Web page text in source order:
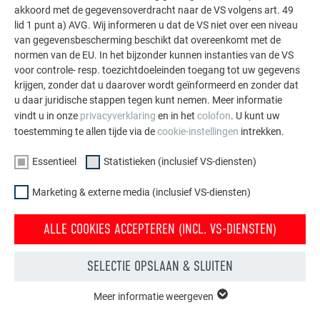
MEER REFERENTIES BEKIJKEN
Gratis brochures bestellen
akkoord met de gegevensoverdracht naar de VS volgens art. 49
lid 1 punt a) AVG. Wij informeren u dat de VS niet over een niveau
van gegevensbescherming beschikt dat overeenkomt met de
normen van de EU. In het bijzonder kunnen instanties van de VS
voor controle- resp. toezichtdoeleinden toegang tot uw gegevens
krijgen, zonder dat u daarover wordt geïnformeerd en zonder dat
u daar juridische stappen tegen kunt nemen. Meer informatie
vindt u in onze privacyverklaring en in het colofon. U kunt uw
toestemming te allen tijde via decookie-instellingen intrekken.
Essentieel Statistieken (inclusief VS-diensten)
Marketing & externe media (inclusief VS-diensten)
ALLE COOKIES ACCEPTEREN (INCL. VS-DIENSTEN)
SELECTIE OPSLAAN & SLUITEN
Meer informatie weergeven